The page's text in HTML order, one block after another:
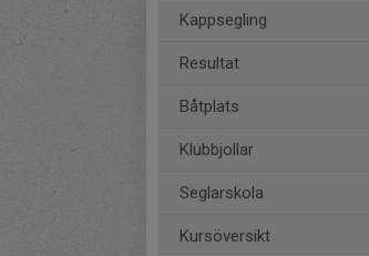
Kappsegling
Resultat
Båtplats
Klubbjollar
Seglarskola
Kursöversikt